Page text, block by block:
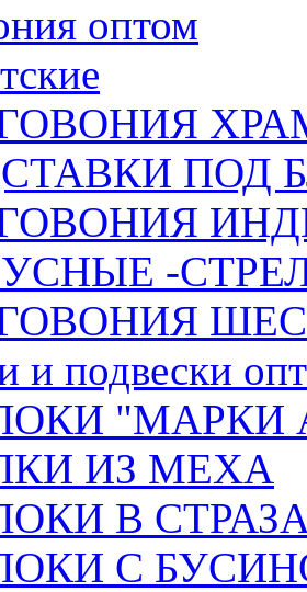
оптом
ПОД
-
и подвески
"МАРКИ
ИЗ МЕХА
В
С